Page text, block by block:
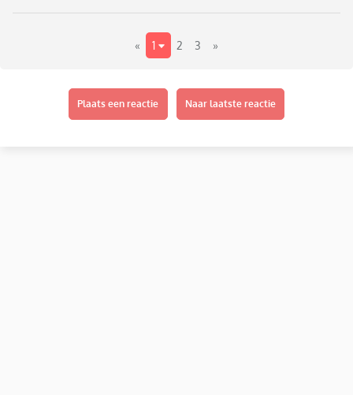
« 1 2 3 »
Plaats een reactie Naar laatste reactie